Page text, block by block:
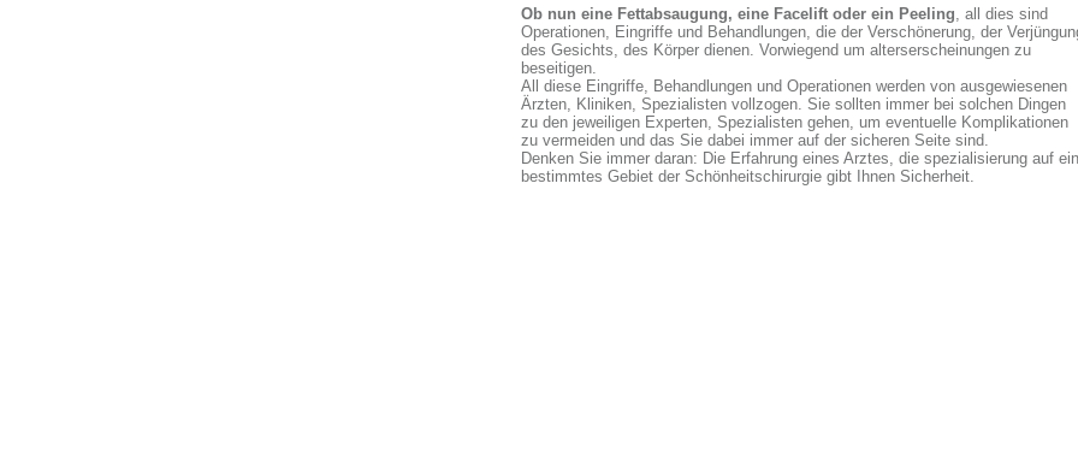
Ob nun eine Fettabsaugung, eine Facelift oder ein Peeling, all dies sind
Operationen, Eingriffe und Behandlungen, die der Verschönerung, der
des Gesichts, des Körper dienen. Vorwiegend um alterserscheinungen zu
beseitigen.
All diese Eingriffe, Behandlungen und Operationen werden von ausgewiesenen
Ärzten, Kliniken, Spezialisten vollzogen. Sie sollten immer bei solchen Dingen
zu den jeweiligen Experten, Spezialisten gehen, um eventuelle Komplikationen
zu vermeiden und das Sie dabei immer auf der sicheren Seite sind.
Denken Sie immer daran: Die Erfahrung eines Arztes, die spezialisierung auf ein
bestimmtes Gebiet der Schönheitschirurgie gibt Ihnen Sicherheit.